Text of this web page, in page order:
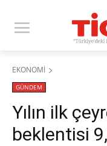
EKONOMİ
GÜNDEM
Yılın ilk
beklentisi